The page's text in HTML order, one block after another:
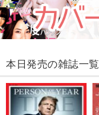
本日発売の雑誌一覧